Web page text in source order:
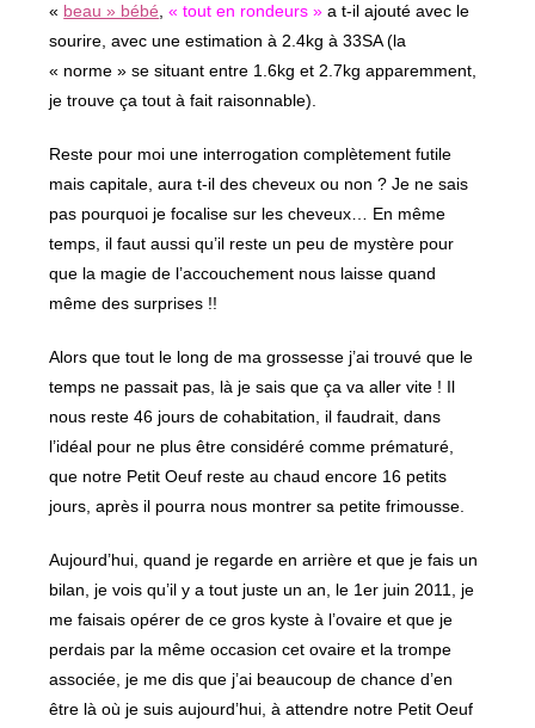
« beau » bébé ,« tout en rondeurs » a t-il ajouté avec le
sourire, avec une estimation à 2.4kg à 33SA (la
« norme » se situant entre 1.6kg et 2.7kg apparemment,
je trouve ça tout à fait raisonnable).
Reste pour moi une interrogation complètement futile
mais capitale, aura t-il des cheveux ou non ? Je ne sais
pas pourquoi je focalise sur les cheveux… En même
temps, il faut aussi qu’il reste un peu de mystère pour
que la magie de l’accouchement nous laisse quand
même des surprises !!
Alors que tout le long de ma grossesse j’ai trouvé que le
temps ne passait pas, là je sais que ça va aller vite ! Il
nous reste 46 jours de cohabitation, il faudrait, dans
l’idéal pour ne plus être considéré comme prématuré,
que notre Petit Oeuf reste au chaud encore 16 petits
jours, après il pourra nous montrer sa petite frimousse.
Aujourd’hui, quand je regarde en arrière et que je fais un
bilan, je vois qu’il y a tout juste un an, le 1er juin 2011, je
me faisais opérer de ce gros kyste à l’ovaire et que je
perdais par la même occasion cet ovaire et la trompe
associée, je me dis que j’ai beaucoup de chance d’en
être là où je suis aujourd’hui, à attendre notre Petit Oeuf